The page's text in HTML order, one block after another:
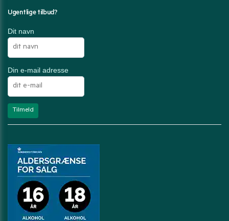
Ugentlige tilbud?
Dit navn
Din e-mail adresse